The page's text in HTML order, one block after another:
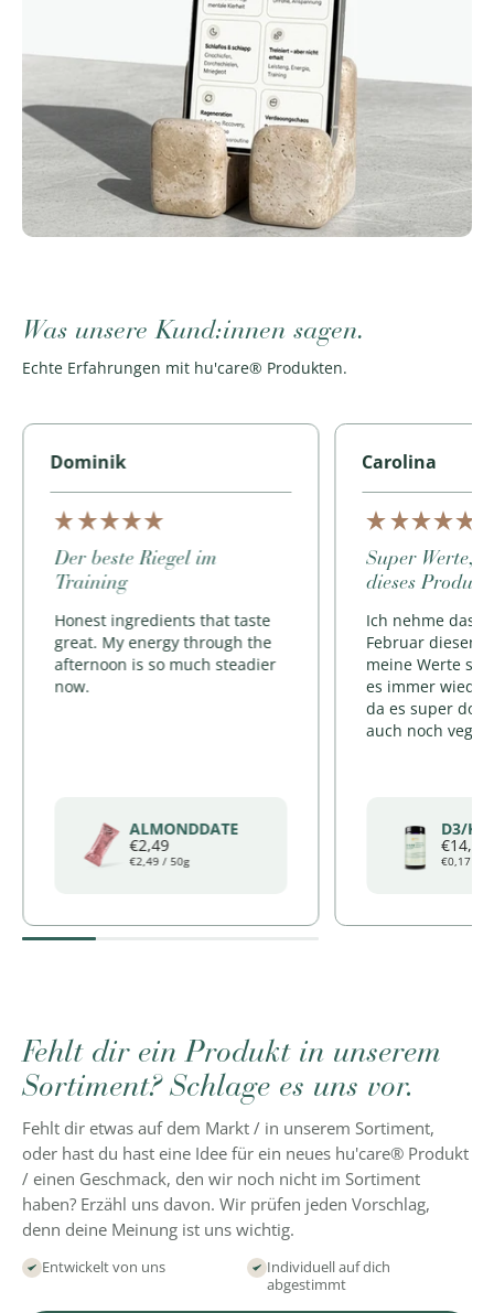
Was unsere Kund:innen sagen.
Echte Erfahrungen mit hu'care® Produkten.
Dominik
Der beste Riegel im
Training
Honest ingredients that taste
great. My energy through the
afternoon is so much steadier
now.
ALMONDDATE
€2,49
€2,49 / 50g
Carolina
Super Werte,
dieses
Ich nehme das
Februar diesen
meine Werte
es immer
da es super
auch noch
D3/K2
€14,90
€0,17
Fehlt dir ein Produkt in unserem
Sortiment? Schlage es uns vor.
Fehlt dir etwas auf dem Markt / in unserem Sortiment,
oder hast du hast eine Idee für ein neues hu'care® Produkt
/ einen Geschmack, den wir noch nicht im Sortiment
haben? Erzähl uns davon. Wir prüfen jeden Vorschlag,
denn deine Meinung ist uns wichtig.
Entwickelt von uns
Individuell auf dich
abgestimmt